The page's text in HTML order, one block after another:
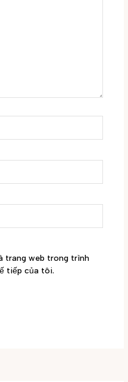
trang web trong trình
tiếp của tôi.